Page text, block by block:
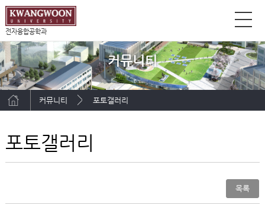
전자융합공학과
커뮤니티
커뮤니티 포토갤러리
포토갤러리
목록